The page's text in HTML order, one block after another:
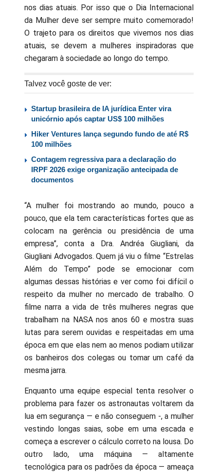
nos dias atuais. Por isso que o Dia Internacional
da Mulher deve ser sempre muito comemorado!
O trajeto para os direitos que vivemos nos dias
atuais, se devem a mulheres inspiradoras que
chegaram à sociedade ao longo do tempo.
Talvez você goste de ver:
Startup brasileira de IA jurídica Enter vira
unicórnio após captar US$ 100 milhões
Hiker Ventures lança segundo fundo de até R$
100 milhões
Contagem regressiva para a declaração do
IRPF 2026 exige organização antecipada de
documentos
“A mulher foi mostrando ao mundo, pouco a
pouco, que ela tem características fortes que as
colocam na gerência ou presidência de uma
empresa”, conta a Dra. Andréa Giugliani, da
Giugliani Advogados. Quem já viu o filme “Estrelas
Além do Tempo” pode se emocionar com
algumas dessas histórias e ver como foi difícil o
respeito da mulher no mercado de trabalho. O
filme narra a vida de três mulheres negras que
trabalham na NASA nos anos 60 e mostra suas
lutas para serem ouvidas e respeitadas em uma
época em que elas nem ao menos podiam utilizar
os banheiros dos colegas ou tomar um café da
mesma jarra.
Enquanto uma equipe especial tenta resolver o
problema para fazer os astronautas voltarem da
lua em segurança — e não conseguem -, a mulher
vestindo longas saias, sobe em uma escada e
começa a escrever o cálculo correto na lousa. Do
outro lado, uma máquina — altamente
tecnológica para os padrões da época — ameaça